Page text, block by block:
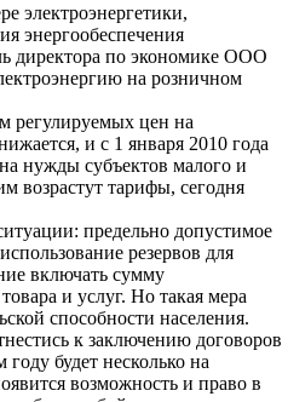
электроэнергетики,
энергообеспечения
директора по экономике ООО
на розничном
регулируемых цен на
и с 1 января 2010 года
нужды субъектов малого и
возрастут тарифы, сегодня
предельно допустимое
резервов для
включать сумму
и услуг. Но такая мера
способности населения.
к заключению договоров
будет несколько на
возможность и право в